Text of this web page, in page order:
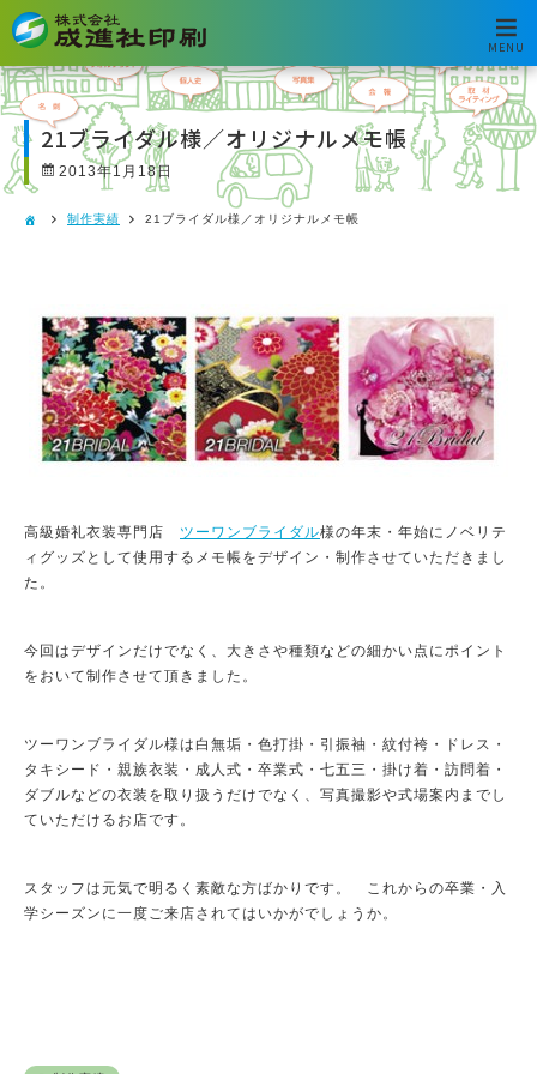
MENU
21ブライダル様／オリジナルメモ帳
2013年1月18日
制作実績 21ブライダル様／オリジナルメモ帳
高級婚礼衣装専門店 ツーワンブライダル様の年末・年始にノベリテ
ィグッズとして使用するメモ帳をデザイン・制作させていただきまし
た。
今回はデザインだけでなく、大きさや種類などの細かい点にポイント
をおいて制作させて頂きました。
ツーワンブライダル様は白無垢・色打掛・引振袖・紋付袴・ドレス・
タキシード・親族衣装・成人式・卒業式・七五三・掛け着・訪問着・
ダブルなどの衣装を取り扱うだけでなく、写真撮影や式場案内までし
ていただけるお店です。
スタッフは元気で明るく素敵な方ばかりです。 これからの卒業・入
学シーズンに一度ご来店されてはいかがでしょうか。